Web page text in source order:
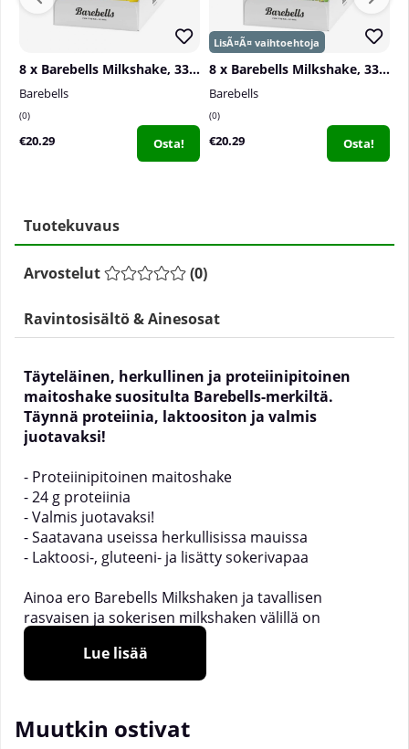
8 x Barebells Milkshake, 330 ml
Barebells
0
€20.29 Osta!
8 x Barebells Milkshake, 330 ml
Barebells
0
€20.29 Osta!
Tuotekuvaus
Arvostelut (0)
Ravintosisältö & Ainesosat
Täyteläinen, herkullinen ja proteiinipitoinen
maitoshake suositulta Barebells-merkiltä.
Täynnä proteiinia, laktoositon ja valmis
juotavaksi!
- Proteiinipitoinen maitoshake
- 24 g proteiinia
- Valmis juotavaksi!
- Saatavana useissa herkullisissa mauissa
- Laktoosi-, gluteeni- ja lisätty sokerivapaa
Ainoa ero Barebells Milkshaken ja tavallisen
rasvaisen ja sokerisen milkshaken välillä on
ravintoarvoissa. Maussa et huomaa eroa! Nauti
tästä ihastuttavan herkullisesta milkshakesta hyvällä
omallatunnolla, samalla kun tarjoat kehollesi
maitoproteiiniin, joka edistää lihasten kasvua,
tarjoten per pullo jopa 24 grammaa proteiinia.
Lue lisää
Muutkin ostivat